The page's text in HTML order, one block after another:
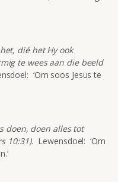
dié het Hy ook
te wees aan die beeld
‘Om soos Jesus te
doen, doen alles tot
10:31). Lewensdoel: ‘Om